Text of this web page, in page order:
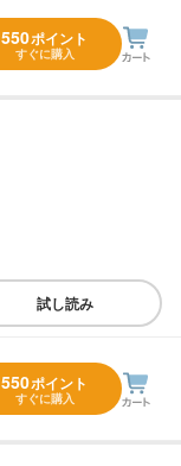
550ポイント
すぐに購入
試し読み
550ポイント
すぐに購入